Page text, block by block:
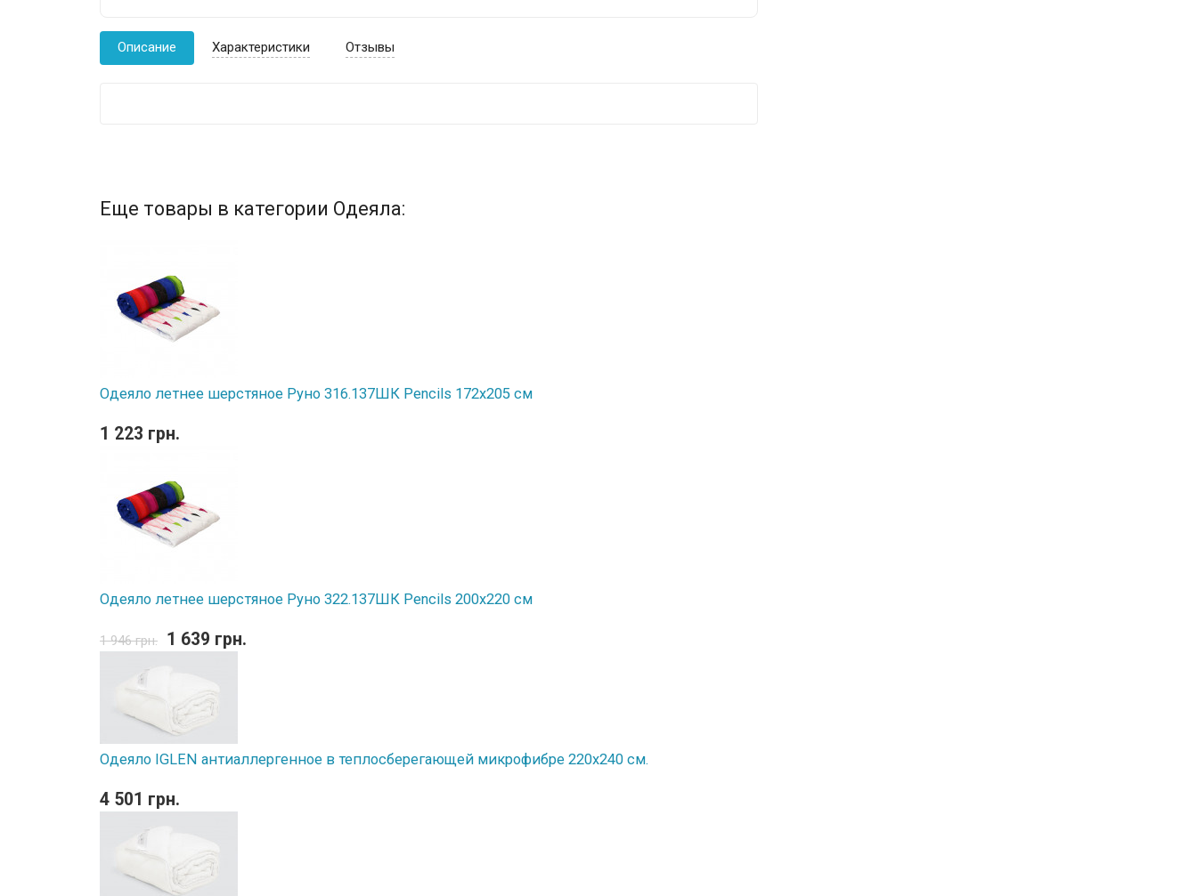
Описание Характеристики Отзывы
Еще товары в категории Одеяла:
Одеяло летнее шерстяное Руно 316.137ШК Pencils 172х205 см
1 223 грн.
Одеяло летнее шерстяное Руно 322.137ШК Рencils 200x220 см
1 946 грн. 1 639 грн.
Одеяло IGLEN антиаллергенное в теплосберегающей микрофибре 220х240 см.
4 501 грн.